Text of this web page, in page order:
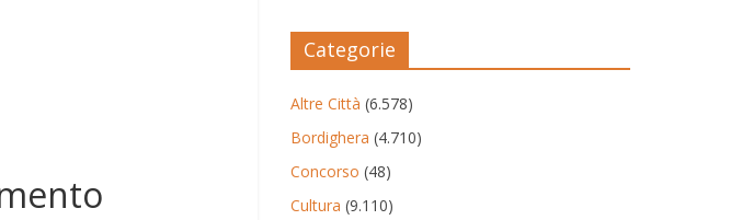
Categorie
Altre Città (6.578)
Bordighera (4.710)
Concorso (48)
Cultura (9.110)